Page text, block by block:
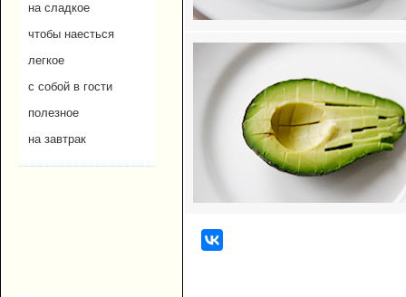
на сладкое
чтобы наесться
легкое
с собой в гости
полезное
на завтрак